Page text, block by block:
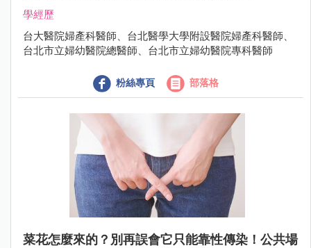
學經歷
台大醫院婦產科醫師、台北醫學大學附設醫院婦產科醫師、
台北市立婦幼醫院總醫師、台北市立婦幼醫院專科醫師
粉絲專頁 部落格
菜花怎麼來的？別再誤會它只能靠性傳染！公共場